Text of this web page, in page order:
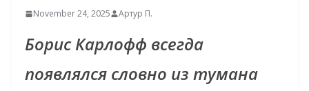
November 24, 2025 Артур П.
Борис Карлофф всегда
появлялся словно из тумана